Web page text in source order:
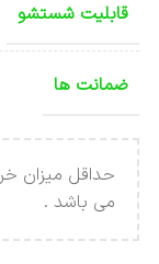
قابلیت شستشو
ضمانت ها
می باشد .